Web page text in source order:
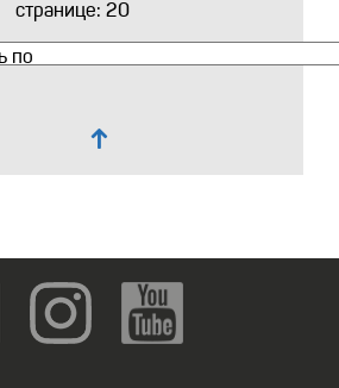
странице: 20
↑